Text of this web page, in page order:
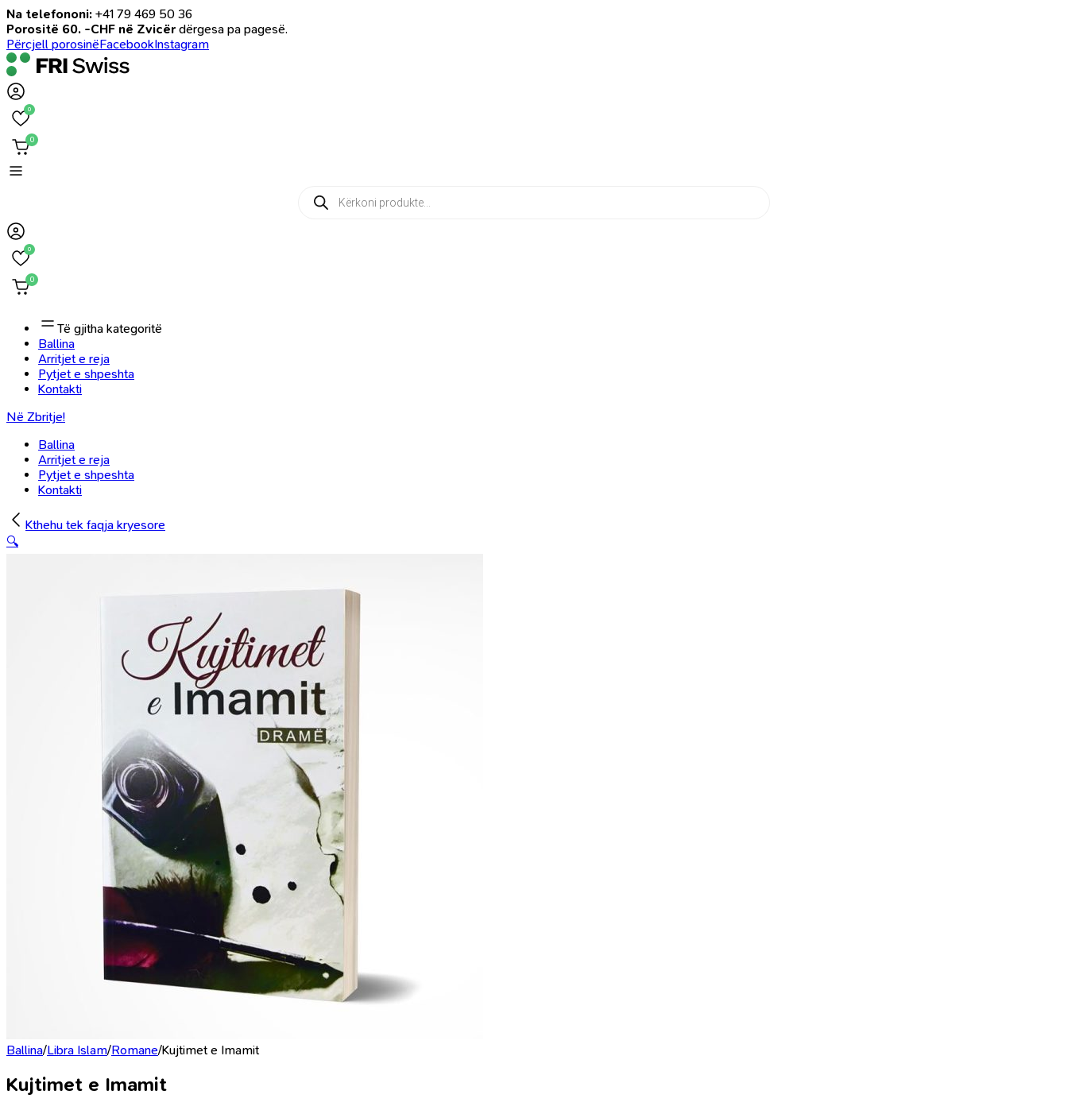
Na telefononi: +41 79 469 50 36
Porositë 60. -CHF në Zvicër dërgesa pa pagesë.
Përcjell porosinëFacebookInstagram
0
0
Products
search
0
0
Të gjitha kategoritë
Ballina
Arritjet e reja
Pytjet e shpeshta
Kontakti
Në Zbritje!
Ballina
Arritjet e reja
Pytjet e shpeshta
Kontakti
Kthehu tek faqja kryesore
🔍
Ballina/Libra Islam/Romane/Kujtimet e Imamit
Kujtimet e Imamit